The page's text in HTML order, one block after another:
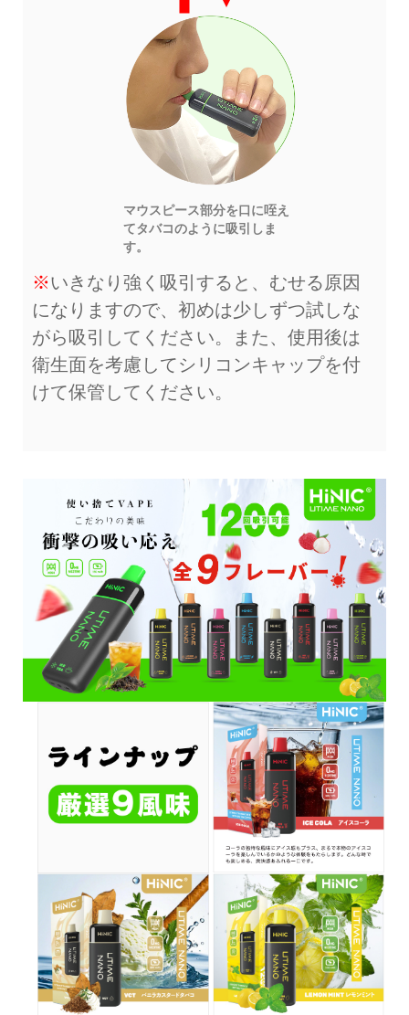
マウスピース部分を口に咥え
てタバコのように吸引しま
す。
※いきなり強く吸引すると、むせる原因
になりますので、初めは少しずつ試しな
がら吸引してください。また、使用後は
衛生面を考慮してシリコンキャップを付
けて保管してください。